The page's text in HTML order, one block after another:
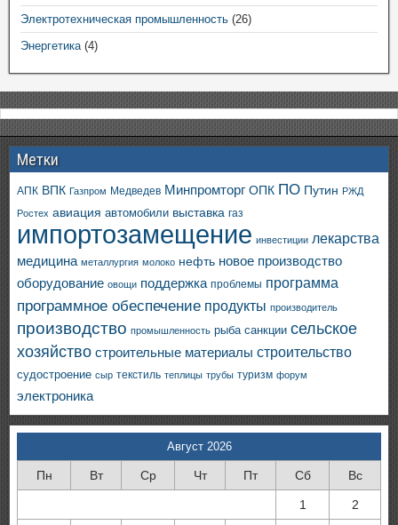
Электротехническая промышленность (26)
Энергетика(4)
Метки
АПК ВПК Газпром Медведев Минпромторг ОПК ПО Путин РЖД
Ростех авиация автомобили выставка газ
импортозамещение инвестиции лекарства
медицина металлургия молоко нефть новое производство
оборудование овощи поддержка проблемы программа
программное обеспечение продукты производитель
производство промышленность рыба санкции сельское
хозяйство строительные материалы строительство
судостроение сыр текстиль теплицы трубы туризм форум
электроника
Август 2026
Пн Вт Ср Чт Пт Сб Вс
1 2